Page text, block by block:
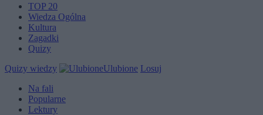
TOP 20
Wiedza Ogólna
Kultura
Zagadki
Quizy
Quizy wiedzy
Ulubione Losuj
Na fali
Popularne
Lektury